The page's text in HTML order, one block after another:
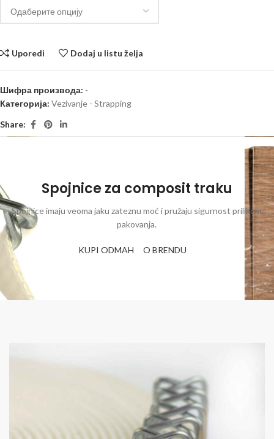
Uporedi Dodaj u listu želja
Шифра производа: -
Категорија: Vezivanje - Strapping
Share:
Spojnice za composit traku
Spojnice imaju veoma jaku zateznu moć i pružaju sigurnost prilikom
pakovanja.
KUPI ODMAH O BRENDU